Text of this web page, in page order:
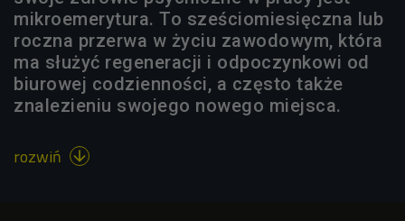
mikroemerytura. To sześciomiesięczna lub
roczna przerwa w życiu zawodowym, która
ma służyć regeneracji i odpoczynkowi od
biurowej codzienności, a często także
znalezieniu swojego nowego miejsca.
rozwiń 